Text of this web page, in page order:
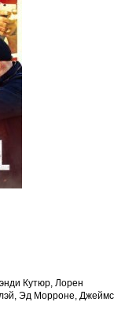
Кутюр, Лорен
Эд Морроне, Джеймс